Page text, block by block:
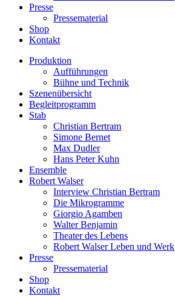
Presse
Pressematerial
Shop
Kontakt
Produktion
Aufführungen
Bühne und Technik
Szenenübersicht
Begleitprogramm
Stab
Christian Bertram
Simone Bernet
Max Dudler
Hans Peter Kuhn
Ensemble
Robert Walser
Interview Christian Bertram
Die Mikrogramme
Giorgio Agamben
Walter Benjamin
Theater des Lebens
Robert Walser Leben und Werk
Presse
Pressematerial
Shop
Kontakt